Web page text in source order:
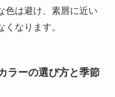
色は避け、素唇に近い
なります。
ラーの選び方と季節